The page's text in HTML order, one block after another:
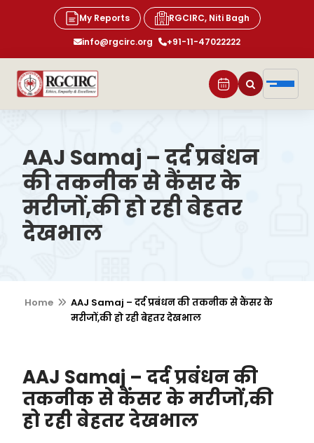
My Reports
RGCIRC, Niti Bagh
info@rgcirc.org
+91-11-47022222
AAJ Samaj – दर्द प्रबंधन
की तकनीक से कैंसर के
मरीजों,की हो रही बेहतर
देखभाल
Home
AAJ Samaj – दर्द प्रबंधन की तकनीक से कैंसर के
मरीजों,की हो रही बेहतर देखभाल
AAJ Samaj – दर्द प्रबंधन की
तकनीक से कैंसर के मरीजों,की
हो रही बेहतर देखभाल